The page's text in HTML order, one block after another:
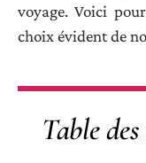
voyage. Voici
choix évident de
Table